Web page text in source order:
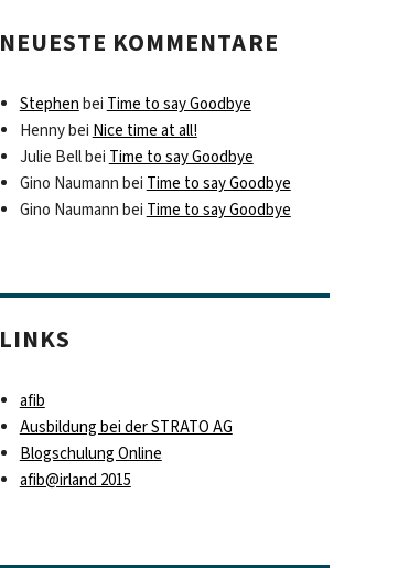
NEUESTE KOMMENTARE
Stephen bei Time to say Goodbye
Hennybei Nice time at all!
Julie Bellbei Time to say Goodbye
Gino Naumann bei Time to say Goodbye
Gino Naumann bei Time to say Goodbye
LINKS
afib
Ausbildung bei der STRATO AG
Blogschulung Online
afib@irland 2015